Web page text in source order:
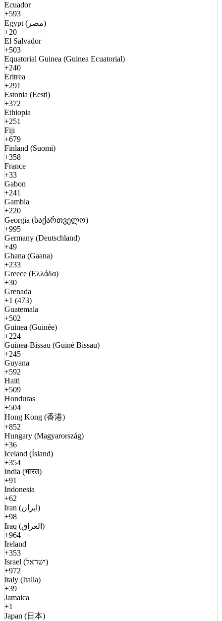
Ecuador
+593
Egypt (مصر)
+20
El Salvador
+503
Equatorial Guinea (Guinea Ecuatorial)
+240
Eritrea
+291
Estonia (Eesti)
+372
Ethiopia
+251
Fiji
+679
Finland (Suomi)
+358
France
+33
Gabon
+241
Gambia
+220
Georgia (საქართველო)
+995
Germany (Deutschland)
+49
Ghana (Gaana)
+233
Greece (Ελλάδα)
+30
Grenada
+1 (473)
Guatemala
+502
Guinea (Guinée)
+224
Guinea-Bissau (Guiné Bissau)
+245
Guyana
+592
Haiti
+509
Honduras
+504
Hong Kong (香港)
+852
Hungary (Magyarország)
+36
Iceland (Ísland)
+354
India (भारत)
+91
Indonesia
+62
Iran (ایران)
+98
Iraq (العراق)
+964
Ireland
+353
Israel (ישראל)
+972
Italy (Italia)
+39
Jamaica
+1
Japan (日本)